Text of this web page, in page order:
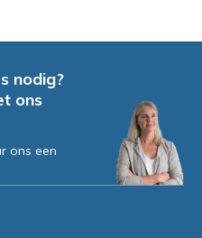
en incontinentie
nodig?
ons
ons een